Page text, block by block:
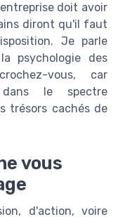
doit avoir
diront qu'il faut
Je parle
psychologie des
vous, car
dans le spectre
trésors cachés de
vous
d'action, voire